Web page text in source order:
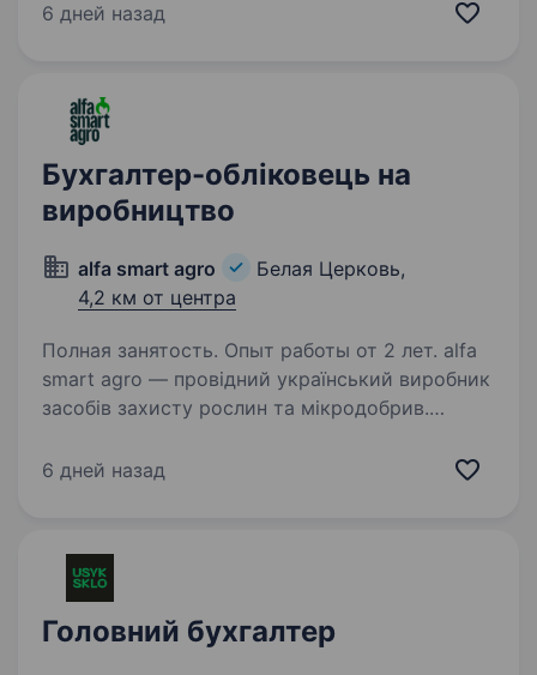
ФОП та ТОВ, запрошує до команди
6 дней назад
Бухгалтер-обліковець на
виробництво
alfa smart agro
Белая Церковь,
4,2 км от центра
Полная занятость. Опыт работы от 2 лет. alfa
smart agro — провідний український виробник
засобів захисту рослин та мікродобрив.
за площами застосування, щосезону
6 дней назад
Головний бухгалтер